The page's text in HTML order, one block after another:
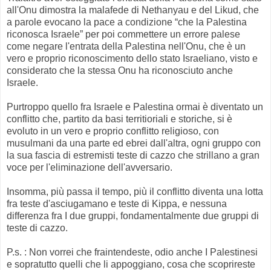
all'Onu dimostra la malafede di Nethanyau e del Likud, che
a parole evocano la pace a condizione “che la Palestina
riconosca Israele” per poi commettere un errore palese
come negare l'entrata della Palestina nell'Onu, che è un
vero e proprio riconoscimento dello stato Israeliano, visto e
considerato che la stessa Onu ha riconosciuto anche
Israele.
Purtroppo quello fra Israele e Palestina ormai è diventato un
conflitto che, partito da basi territioriali e storiche, si è
evoluto in un vero e proprio conflitto religioso, con
musulmani da una parte ed ebrei dall'altra, ogni gruppo con
la sua fascia di estremisti teste di cazzo che strillano a gran
voce per l'eliminazione dell'avversario.
Insomma, più passa il tempo, più il conflitto diventa una lotta
fra teste d'asciugamano e teste di Kippa, e nessuna
differenza fra I due gruppi, fondamentalmente due gruppi di
teste di cazzo.
P.s. : Non vorrei che fraintendeste, odio anche I Palestinesi
e sopratutto quelli che li appoggiano, cosa che scoprireste